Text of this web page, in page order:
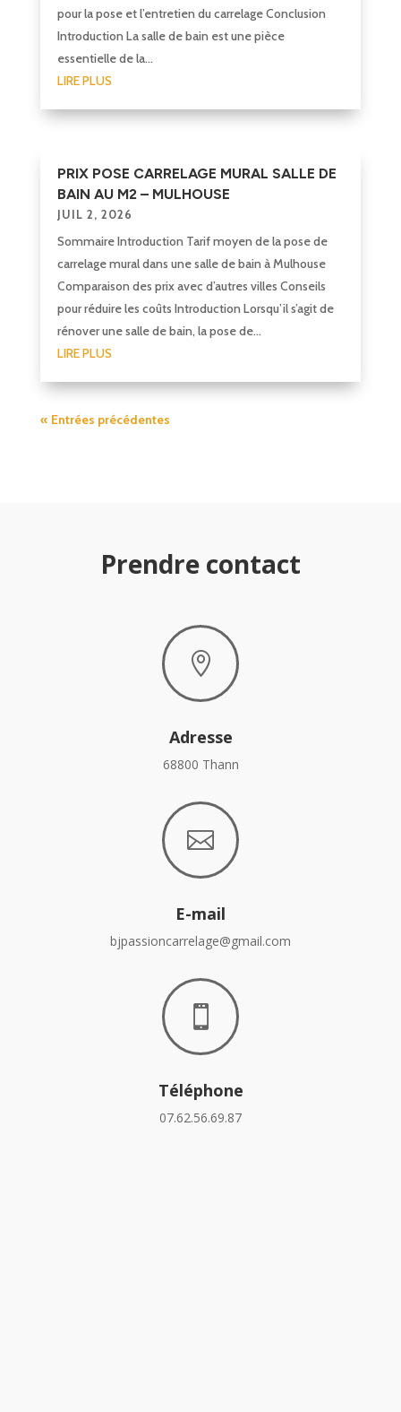
pour la pose et l’entretien du carrelage Conclusion
Introduction La salle de bain est une pièce
essentielle de la...
LIRE PLUS
PRIX POSE CARRELAGE MURAL SALLE DE
BAIN AU M2 – MULHOUSE
JUIL 2, 2026
Sommaire Introduction Tarif moyen de la pose de
carrelage mural dans une salle de bain à Mulhouse
Comparaison des prix avec d’autres villes Conseils
pour réduire les coûts Introduction Lorsqu’il s’agit de
rénover une salle de bain, la pose de...
LIRE PLUS
« Entrées précédentes
Prendre contact

Adresse
68800 Thann

E-mail
bjpassioncarrelage@gmail.com

Téléphone
07.62.56.69.87